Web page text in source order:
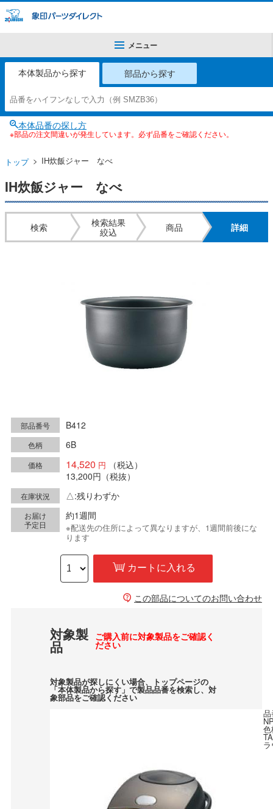
メニュー
本体製品から探す 部品から探す
本体品番の探し方
※部品の注文間違いが発生しています。必ず品番をご確認ください。
トップ IH炊飯ジャー なべ
IH炊飯ジャー なべ
検索
検索結果
絞込
商品 詳細
部品番号 B412
色柄 6B
価格 14,520
（税込）
13,200円 （税抜）
在庫状況 △:残りわずか
お届け
予定日
約1週間
※配送先の住所によって異なりますが、1週間前後にな
ります
カートに入れる
この部品についてのお問い合わせ
対象製
品
ご購入前に対象製品をご確認く
ださい
対象製品が探しにくい場合、トップページの
「本体製品から探す」で製品品番を検索し、対
象部品をご確認ください